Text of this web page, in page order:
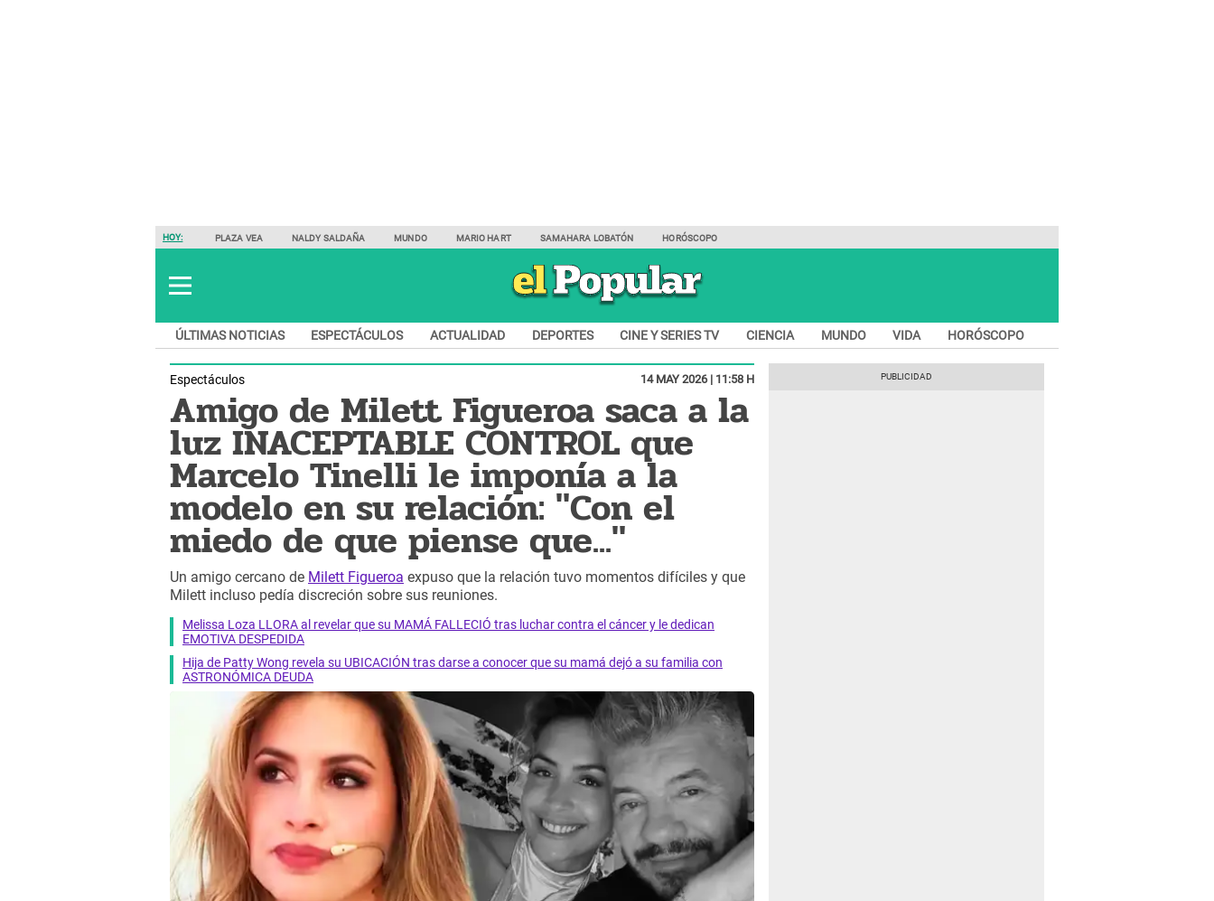
HOY: PLAZA VEA NALDY SALDAÑA MUNDO MARIO HART SAMAHARA LOBATÓN HORÓSCOPO
ÚLTIMAS NOTICIAS ESPECTÁCULOS ACTUALIDAD DEPORTES CINE Y SERIES TV CIENCIA MUNDO VIDA HORÓSCOPO
Espectáculos 14 MAY 2026 | 11:58 H
Amigo de Milett Figueroa saca a la
luz INACEPTABLE CONTROL que
Marcelo Tinelli le imponía a la
modelo en su relación: "Con el
miedo de que piense que..."
Un amigo cercano de Milett Figueroa expuso que la relación tuvo momentos difíciles y que
Milett incluso pedía discreción sobre sus reuniones.
Melissa Loza LLORA al revelar que su MAMÁ FALLECIÓ tras luchar contra el cáncer y le dedican
EMOTIVA DESPEDIDA
Hija de Patty Wong revela su UBICACIÓN tras darse a conocer que su mamá dejó a su familia con
ASTRONÓMICA DEUDA